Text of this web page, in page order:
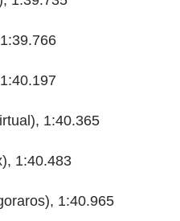
1:40.365
1:40.483
1:40.965